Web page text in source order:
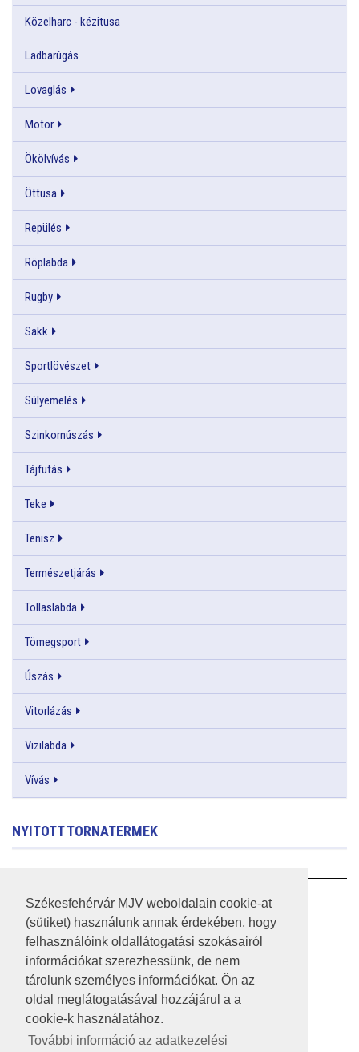
Székesfehérvár MJV weboldalain cookie-at
(sütiket) használunk annak érdekében, hogy
felhasználóink oldallátogatási szokásairól
információkat szerezhessünk, de nem
tárolunk személyes információkat. Ön az
oldal meglátogatásával hozzájárul a a
cookie-k használatához.
További információ az adatkezelési
Közelharc - kézitusa
Ladbarúgás
Lovaglás
Motor
Ökölvívás
Öttusa
Repülés
Röplabda
Rugby
Sakk
Sportlövészet
Súlyemelés
Szinkornúszás
Tájfutás
Teke
Tenisz
Természetjárás
Tollaslabda
Tömegsport
Úszás
Vitorlázás
Vizilabda
Vívás
NYITOTT TORNATERMEK
RSS
A HONLAP 2017.03.31-I ÁLLAPOTA
JOGI NYILATKOZAT
IMPRESSZUM